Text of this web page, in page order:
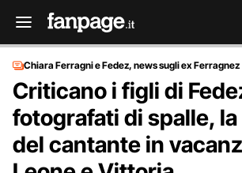
Chiara Ferragni e Fedez, news sugli ex Ferragnez
Criticano i figli di
fotografati di spalle,
del cantante in